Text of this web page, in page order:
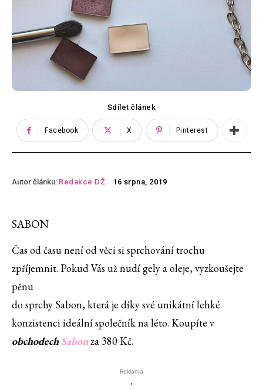
Sdílet článek
Facebook X Pinterest
Autor článku: Redakce DŽ 16 srpna, 2019
SABON
Čas od času není od věci si sprchování trochu
zpříjemnit. Pokud Vás už nudí gely a oleje, vyzkoušejte
pěnu
do sprchy Sabon, která je díky své unikátní lehké
konzistenci ideální společník na léto. Koupíte v
obchodech Sabonza 380 Kč.
Reklama
'